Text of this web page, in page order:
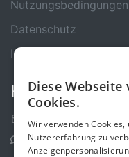
Nutzungsbedingungen
Datenschutz
Impressum
Kontakt
Kontakt-Formular
Support Center
Diese
Cookies.
Wir verwenden Cookies,
Nutzererfahrung zu